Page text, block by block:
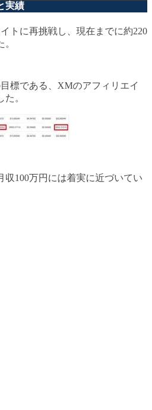
実績
トに再挑戦し、現在までに約220
標である、XMのアフィリエイ
。
収100万円には着実に近づいてい